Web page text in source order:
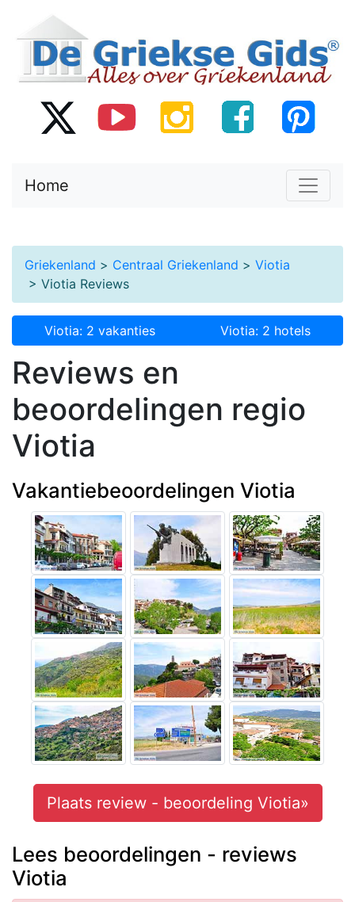
Home
Griekenland > Centraal Griekenland > Viotia
> Viotia Reviews
Viotia: 2 vakanties Viotia: 2 hotels
Reviews en
beoordelingen regio
Viotia
Vakantiebeoordelingen Viotia
Plaats review - beoordeling Viotia»
Lees beoordelingen - reviews
Viotia